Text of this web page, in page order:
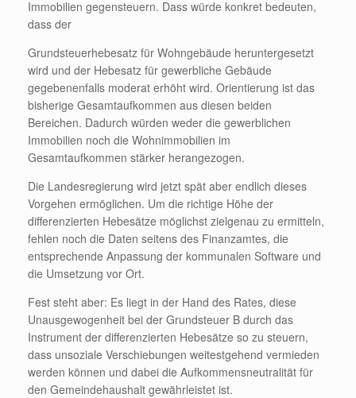
Immobilien gegensteuern. Dass würde konkret bedeuten,
dass der
Grundsteuerhebesatz für Wohngebäude heruntergesetzt
wird und der Hebesatz für gewerbliche Gebäude
gegebenenfalls moderat erhöht wird. Orientierung ist das
bisherige Gesamtaufkommen aus diesen beiden
Bereichen. Dadurch würden weder die gewerblichen
Immobilien noch die Wohnimmobilien im
Gesamtaufkommen stärker herangezogen.
Die Landesregierung wird jetzt spät aber endlich dieses
Vorgehen ermöglichen. Um die richtige Höhe der
differenzierten Hebesätze möglichst zielgenau zu ermitteln,
fehlen noch die Daten seitens des Finanzamtes, die
entsprechende Anpassung der kommunalen Software und
die Umsetzung vor Ort.
Fest steht aber: Es liegt in der Hand des Rates, diese
Unausgewogenheit bei der Grundsteuer B durch das
Instrument der differenzierten Hebesätze so zu steuern,
dass unsoziale Verschiebungen weitestgehend vermieden
werden können und dabei die Aufkommensneutralität für
den Gemeindehaushalt gewährleistet ist.